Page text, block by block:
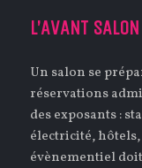
L’AVANT
Un salon se
réservations
des exposants :
électricité,
évènementiel